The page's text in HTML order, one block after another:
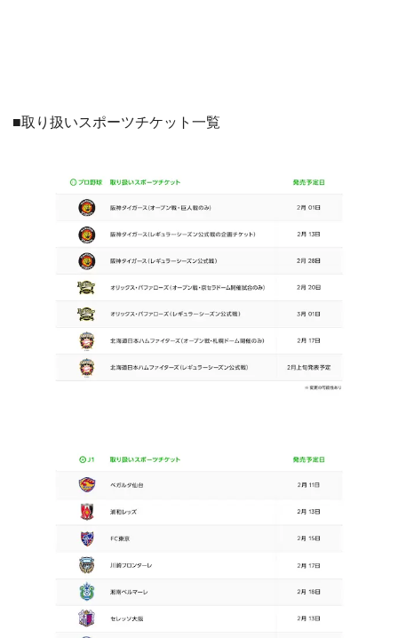
■取り扱いスポーツチケット一覧